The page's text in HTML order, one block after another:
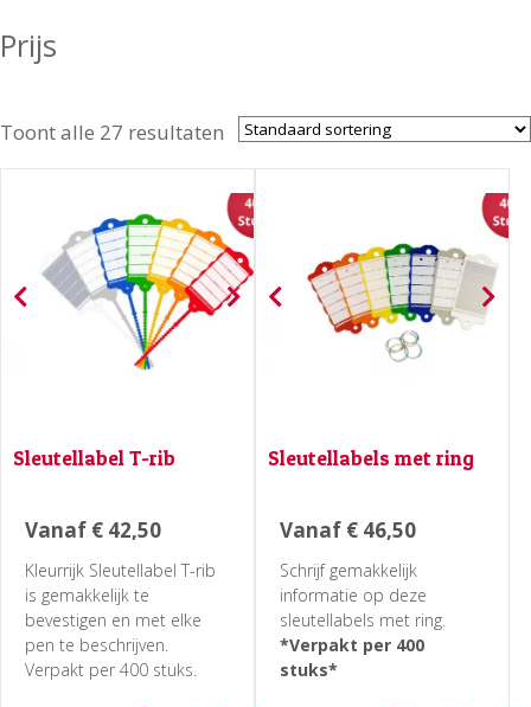
Prijs
Toont alle 27 resultaten
Sleutellabel T-rib
Vanaf € 42,50
Kleurrijk Sleutellabel T-rib
is gemakkelijk te
bevestigen en met elke
pen te beschrijven.
Verpakt per 400 stuks.
Sleutellabels met ring
Vanaf € 46,50
Schrijf gemakkelijk
informatie op deze
sleutellabels met ring.
*Verpakt per 400
stuks*